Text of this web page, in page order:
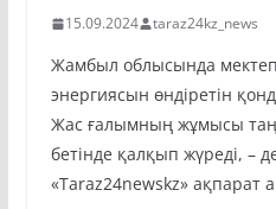
15.09.2024 taraz24kz_news
Жамбыл облысында
энергиясын өндіретін
Жас ғалымның жұмысы
бетінде қалқып жүреді, –
«Taraz24newskz» ақпарат